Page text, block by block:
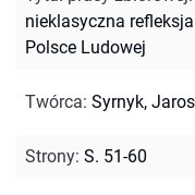
nieklasyczna
Polsce Ludowej
Twórca: Syrnyk,
Strony: S. 51-60